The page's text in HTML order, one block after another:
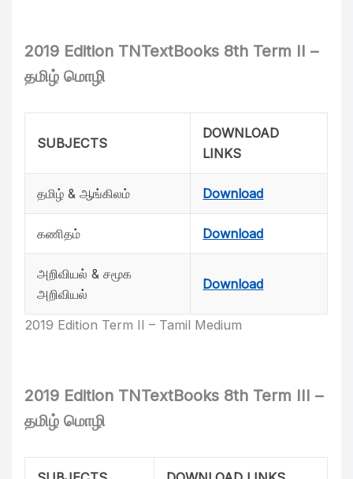
2019 Edition TNTextBooks 8th Term II –
தமிழ் மொழி
SUBJECTS
DOWNLOAD
LINKS
தமிழ் & ஆங்கிலம் Download
கணிதம் Download
அறிவியல் & சமூக
அறிவியல்
Download
2019 Edition Term II – Tamil Medium
2019 Edition TNTextBooks 8th Term III –
தமிழ் மொழி